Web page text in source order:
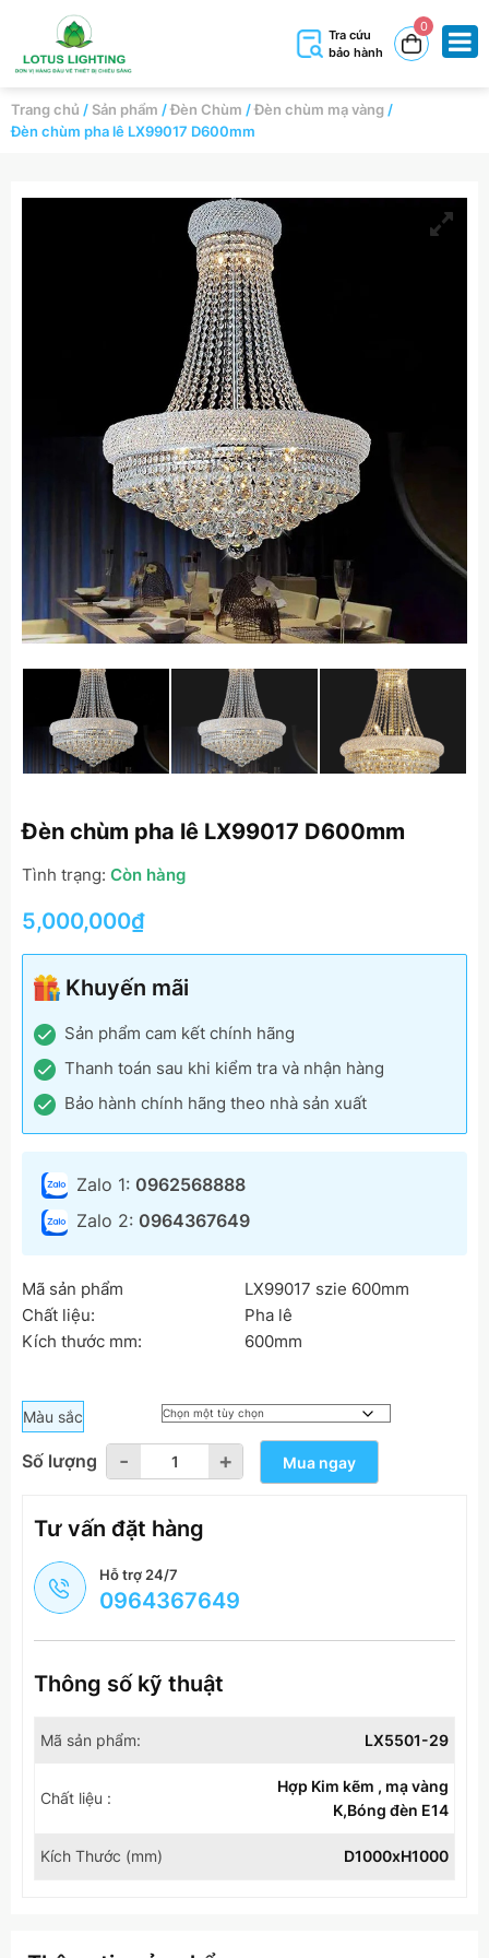
Tra cứu
bảo hành
0
Trang chủ /Sản phẩm /Đèn Chùm /Đèn chùm mạ vàng /
Đèn chùm pha lê LX99017 D600mm
Đèn chùm pha lê LX99017 D600mm
Tình trạng: Còn hàng
5,000,000₫
Khuyến mãi
Sản phẩm cam kết chính hãng
Thanh toán sau khi kiểm tra và nhận hàng
Bảo hành chính hãng theo nhà sản xuất
Zalo 1: 0962568888
Zalo 2: 0964367649
Mã sản phẩm
LX99017 szie 600mm
Chất liệu:
Pha lê
Kích thước mm:
600mm
Màu sắc
Số lượng +
- +
- Mua ngay
Tư vấn đặt hàng
Hỗ trợ 24/7
0964367649
Thông số kỹ thuật
Mã sản phẩm: LX5501-29
Chất liệu :
Hợp Kim kẽm , mạ vàng
K,Bóng đèn E14
Kích Thước (mm) D1000xH1000